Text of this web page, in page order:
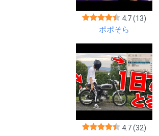
4.7(13)
ポポそら
4.7(32)